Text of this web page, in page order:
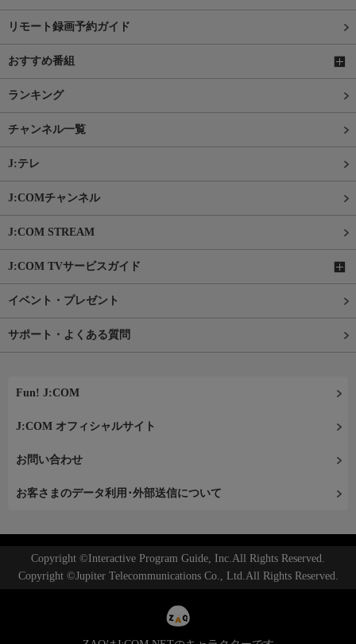
リモート録画予約ガイド
おすすめ番組
ランキング
チャンネル一覧
J:テレ
J:COMチャンネル
J:COM STREAM
J:COM TVサービスガイド
イベント・プレゼント
サポート・よくある質問
Fun! J:COM
J:COM オフィシャルサイト
お問い合わせ
お客さまのデータ利用･外部送信について
Copyright ©Interactive Program Guide, Inc.All Rights Reserved.
Copyright ©Jupiter Telecommunications Co., Ltd.All Rights Reserved.